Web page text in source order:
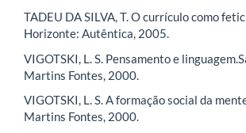
TADEU DA SILVA, T. O currículo como
Horizonte: Autêntica, 2005.
VIGOTSKI, L. S. Pensamento e
Martins Fontes, 2000.
VIGOTSKI, L. S. A formação social da
Martins Fontes, 2000.